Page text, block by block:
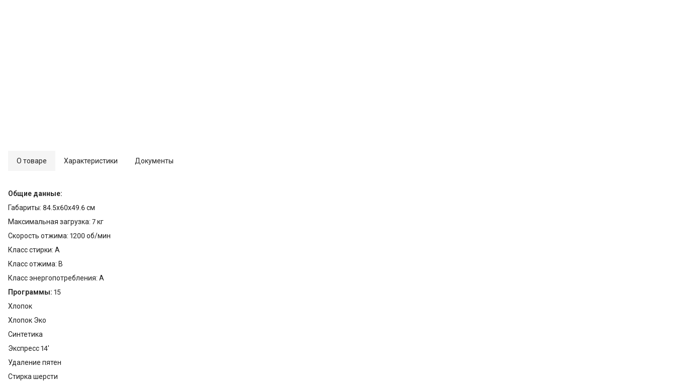
О товаре Характеристики Документы
Общие данные:
Габариты: 84.5x60x49.6 см
Максимальная загрузка: 7 кг
Скорость отжима: 1200 об/мин
Класс стирки: A
Класс отжима: B
Класс энергопотребления: A
Программы: 15
Хлопок
Хлопок Эко
Синтетика
Экспресс 14'
Удаление пятен
Стирка шерсти